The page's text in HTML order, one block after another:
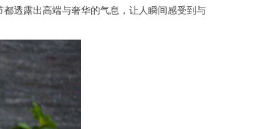
透露出高端与奢华的气息，让人瞬间感受到与